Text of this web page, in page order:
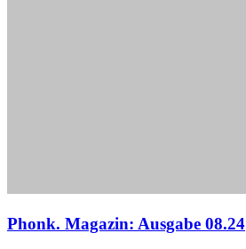
Phonk. Magazin: Ausgabe 08.24